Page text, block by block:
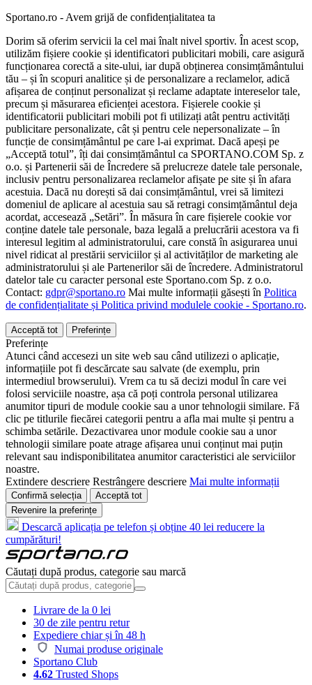
Sportano.ro - Avem grijă de confidențialitatea ta
Dorim să oferim servicii la cel mai înalt nivel sportiv. În acest scop,
utilizăm fișiere cookie și identificatori publicitari mobili, care asigură
funcționarea corectă a site-ului, iar după obținerea consimțământului
tău – și în scopuri analitice și de personalizare a reclamelor, adică
afișarea de conținut personalizat și reclame adaptate intereselor tale,
precum și măsurarea eficienței acestora. Fișierele cookie și
identificatorii publicitari mobili pot fi utilizați atât pentru activități
publicitare personalizate, cât și pentru cele nepersonalizate – în
funcție de consimțământul pe care l-ai exprimat. Dacă apeși pe
„Acceptă totul”, îți dai consimțământul ca SPORTANO.COM Sp. z
o.o. și Partenerii săi de Încredere să prelucreze datele tale personale,
inclusiv pentru personalizarea reclamelor afișate pe site și în afara
acestuia. Dacă nu dorești să dai consimțământul, vrei să limitezi
domeniul de aplicare al acestuia sau să retragi consimțământul deja
acordat, accesează „Setări”. În măsura în care fișierele cookie vor
conține datele tale personale, baza legală a prelucrării acestora va fi
interesul legitim al administratorului, care constă în asigurarea unui
nivel ridicat al prestării serviciilor și al activităților de marketing ale
administratorului și ale Partenerilor săi de încredere. Administratorul
datelor tale cu caracter personal este Sportano.com Sp. z o.o.
Contact: gdpr@sportano.ro Mai multe informații găsești în Politica
de confidențialitate și Politica privind modulele cookie - Sportano.ro.
Acceptă tot Preferințe
Preferințe
Atunci când accesezi un site web sau când utilizezi o aplicație,
informațiile pot fi descărcate sau salvate (de exemplu, prin
intermediul browserului). Vrem ca tu să decizi modul în care vei
folosi serviciile noastre, așa că poți controla personal utilizarea
anumitor tipuri de module cookie sau a unor tehnologii similare. Fă
clic pe titlurile fiecărei categorii pentru a afla mai multe și pentru a
schimba setările. Dezactivarea unor module cookie sau a unor
tehnologii similare poate atrage afișarea unui conținut mai puțin
relevant sau indisponibilitatea anumitor caracteristici ale serviciilor
noastre.
Extindere descriere Restrângere descriere Mai multe informații
Confirmă selecția
Acceptă tot
Revenire la preferințe
Descarcă aplicația pe telefon și obține 40 lei reducere la
cumpărături!
Căutați după produs, categorie sau marcă
Livrare de la 0 lei
30 de zile pentru retur
Expediere chiar și în 48 h
Numai produse originale
Sportano Club
4.62 Trusted Shops